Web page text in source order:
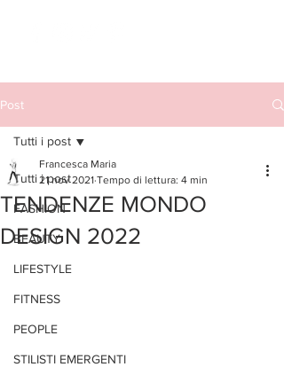
Post
Tutti i post
FASHION
BEAUTY
LIFESTYLE
FITNESS
PEOPLE
STILISTI EMERGENTI
Tutti i post
TENDENZE MONDO
DESIGN 2022
Francesca Maria
21 nov 2021 Tempo di lettura: 4 min